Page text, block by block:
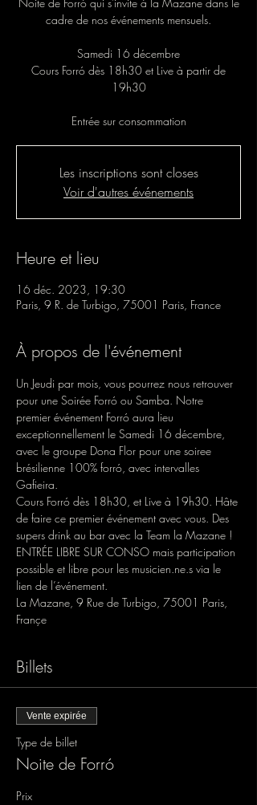
cadre de nos événements mensuels.
Samedi 16 décembre
Cours Forró dès 18h30 et Live à partir de
19h30
Entrée sur consommation
Les inscriptions sont closes
Voir d'autres événements
Heure et lieu
16 déc. 2023, 19:30
Paris, 9 R. de Turbigo, 75001 Paris, France
À propos de l'événement
Un Jeudi par mois, vous pourrez nous retrouver
pour une Soirée Forró ou Samba. Notre
premier événement Forró aura lieu
exceptionnellement le Samedi 16 décembre,
avec le groupe Dona Flor pour une soiree
brésilienne 100% forró, avec intervalles
Gafieira.
Cours Forró dès 18h30, et Live à 19h30. Hâte
de faire ce premier événement avec vous. Des
supers drink au bar avec la Team la Mazane !
ENTRÉE LIBRE SUR CONSO mais participation
possible et libre pour les musicien.ne.s via le
lien de l’événement.
La Mazane, 9 Rue de Turbigo, 75001 Paris,
Françe
Billets
Vente expirée
Type de billet
Noite de Forró
Prix